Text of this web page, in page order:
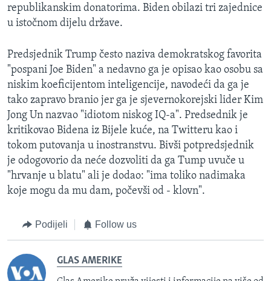
republikanskim donatorima. Biden obilazi tri zajednice
u istočnom dijelu države.
Predsjednik Trump često naziva demokratskog favorita
"pospani Joe Biden" a nedavno ga je opisao kao osobu sa
niskim koeficijentom inteligencije, navodeći da ga je
tako zapravo branio jer ga je sjevernokorejski lider Kim
Jong Un nazvao "idiotom niskog IQ-a". Predsednik je
kritikovao Bidena iz Bijele kuće, na Twitteru kao i
tokom putovanja u inostranstvu. Bivši potpredsjednik
je odogovorio da neće dozvoliti da ga Tump uvuče u
"hrvanje u blatu" ali je dodao: "ima toliko nadimaka
koje mogu da mu dam, počevši od - klovn".
Podijeli Follow us
GLAS AMERIKE